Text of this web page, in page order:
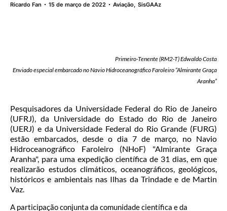
Ricardo Fan 15 de março de 2022 Aviação,SisGAAz
Primeiro-Tenente (RM2-T) Edwaldo Costa
Enviado especial embarcado no Navio Hidroceanográfico Faroleiro “Almirante Graça
Aranha”
Pesquisadores da Universidade Federal do Rio de Janeiro
(UFRJ), da Universidade do Estado do Rio de Janeiro
(UERJ) e da Universidade Federal do Rio Grande (FURG)
estão embarcados, desde o dia 7 de março, no Navio
Hidroceanográfico Faroleiro (NHoF) "Almirante Graça
Aranha", para uma expedição científica de 31 dias, em que
realizarão estudos climáticos, oceanográficos, geológicos,
históricos e ambientais nas Ilhas da Trindade e de Martin
Vaz.
A participação conjunta da comunidade científica e da